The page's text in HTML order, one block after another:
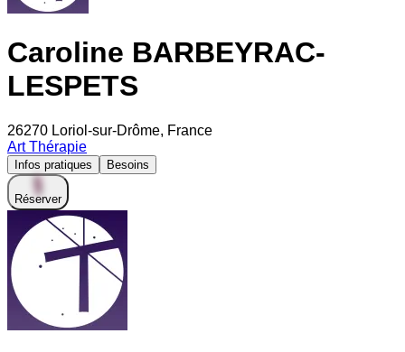
Caroline BARBEYRAC-
LESPETS
26270 Loriol-sur-Drôme, France
Art Thérapie
Infos pratiques Besoins
Réserver